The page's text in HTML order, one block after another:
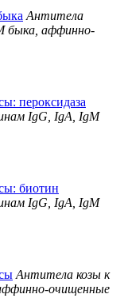
Антитела
быка, аффинно-
пероксидаза
IgG, IgA, IgM
биотин
IgG, IgA, IgM
Антитела козы к
очищенные